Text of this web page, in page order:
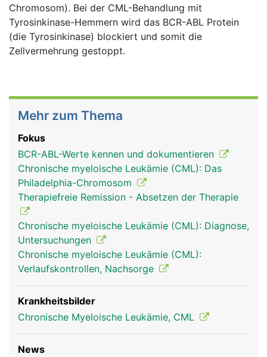
Rubriken
Chromosom). Bei der CML-Behandlung mit
Tyrosinkinase-Hemmern wird das BCR-ABL Protein
(die Tyrosinkinase) blockiert und somit die
Zellvermehrung gestoppt.
Mehr zum Thema
Fokus
BCR-ABL-Werte kennen und dokumentieren
Chronische myeloische Leukämie (CML): Das
Philadelphia-Chromosom
Therapiefreie Remission - Absetzen der Therapie
Chronische myeloische Leukämie (CML): Diagnose,
Untersuchungen
Chronische myeloische Leukämie (CML):
Verlaufskontrollen, Nachsorge
Krankheitsbilder
Chronische Myeloische Leukämie, CML
News